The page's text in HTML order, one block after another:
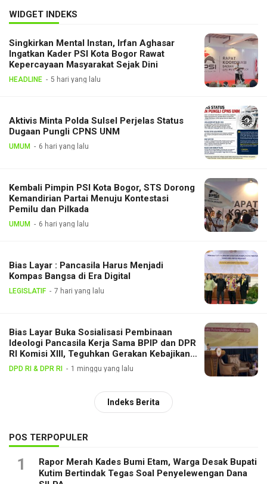
WIDGET INDEKS
Singkirkan Mental Instan, Irfan Aghasar
Ingatkan Kader PSI Kota Bogor Rawat
Kepercayaan Masyarakat Sejak Dini
HEADLINE 5 hari yang lalu
Aktivis Minta Polda Sulsel Perjelas Status
Dugaan Pungli CPNS UNM
UMUM 6 hari yang lalu
Kembali Pimpin PSI Kota Bogor, STS Dorong
Kemandirian Partai Menuju Kontestasi
Pemilu dan Pilkada
UMUM 6 hari yang lalu
Bias Layar : Pancasila Harus Menjadi
Kompas Bangsa di Era Digital
LEGISLATIF 7 hari yang lalu
Bias Layar Buka Sosialisasi Pembinaan
Ideologi Pancasila Kerja Sama BPIP dan DPR
RI Komisi XIII, Teguhkan Gerakan Kebajikan
Pancasila di Tengah Masyarakat
DPD RI & DPR RI 1 minggu yang lalu
Indeks Berita
POS TERPOPULER
1
Rapor Merah Kades Bumi Etam, Warga Desak Bupati
Kutim Bertindak Tegas Soal Penyelewengan Dana